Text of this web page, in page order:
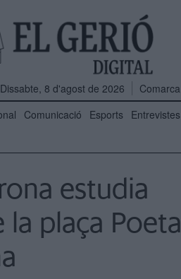
Dissabte, 8 d'agost de 2026
Comarca
Comunicació Esports Entrevistes
estudia
plaça Poeta